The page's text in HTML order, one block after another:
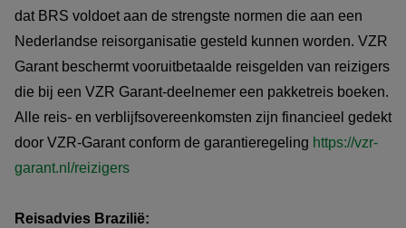
dat BRS voldoet aan de strengste normen die aan een
Nederlandse reisorganisatie gesteld kunnen worden. VZR
Garant beschermt vooruitbetaalde reisgelden van reizigers
die bij een VZR Garant-deelnemer een pakketreis boeken.
Alle reis- en verblijfsovereenkomsten zijn financieel gedekt
door VZR-Garant conform de garantieregeling https://vzr-
garant.nl/reizigers
Reisadvies Brazilië: